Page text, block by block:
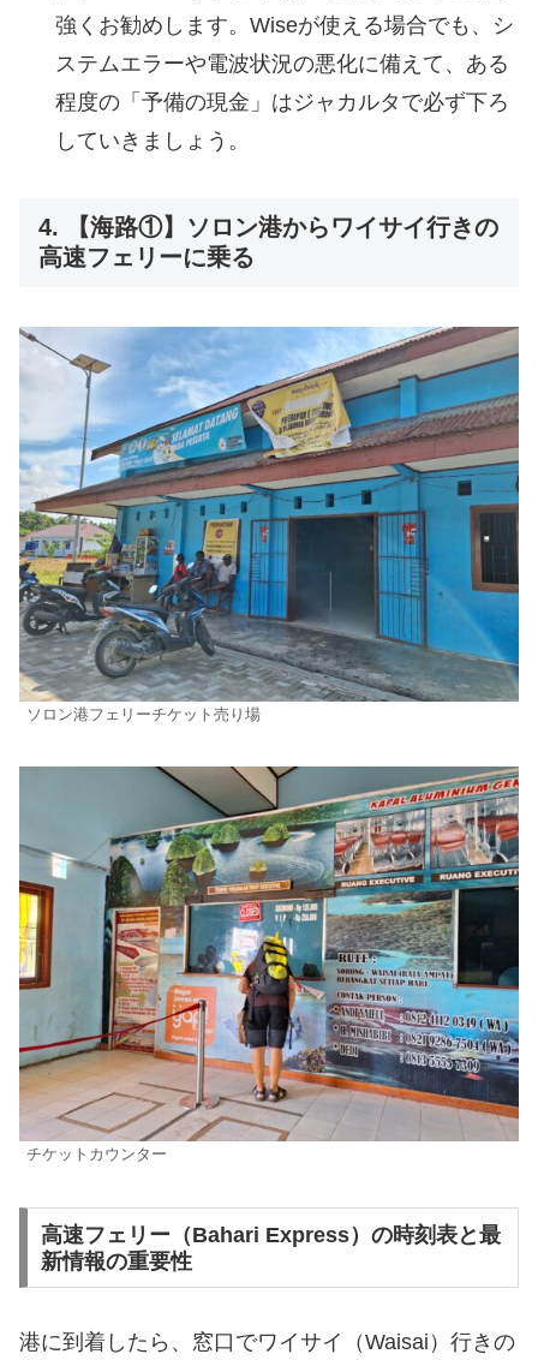
強くお勧めします。Wiseが使える場合でも、シ
ステムエラーや電波状況の悪化に備えて、ある
程度の「予備の現金」はジャカルタで必ず下ろ
していきましょう。
4. 【海路①】ソロン港からワイサイ行きの
高速フェリーに乗る
ソロン港フェリーチケット売り場
チケットカウンター
高速フェリー（Bahari Express）の時刻表と最
新情報の重要性
港に到着したら、窓口でワイサイ（Waisai）行きの